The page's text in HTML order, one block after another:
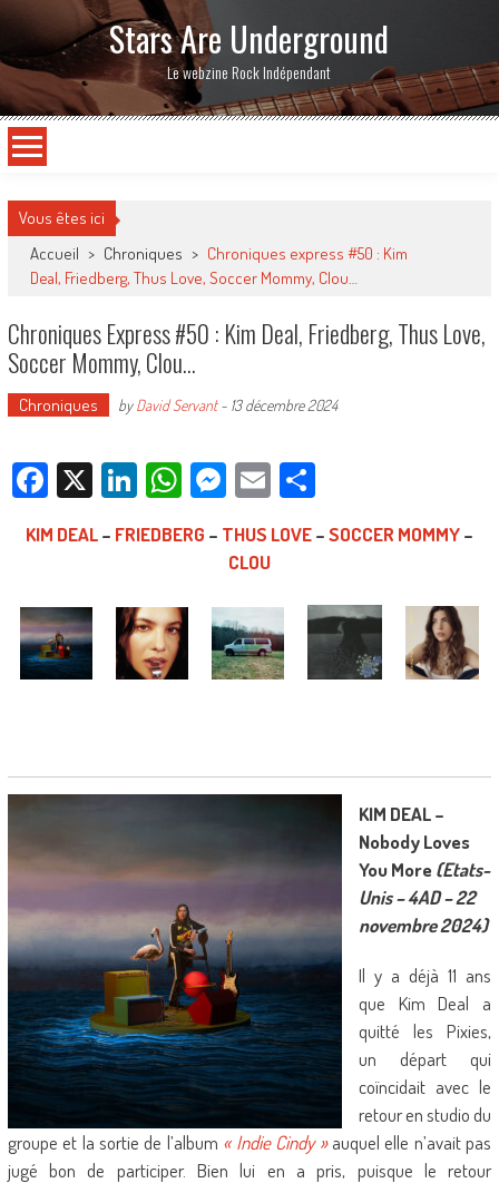
Stars Are Underground
Le webzine Rock Indépendant
Vous êtes ici
Accueil > Chroniques > Chroniques express #50 : Kim
Deal, Friedberg, Thus Love, Soccer Mommy, Clou…
Chroniques Express #50 : Kim Deal, Friedberg, Thus Love,
Soccer Mommy, Clou…
Chroniques byDavid Servant- 13 décembre 2024
Facebook
X LinkedIn
WhatsApp
Messenger
EmailPartager
KIM DEAL– FRIEDBERG – THUS LOVE–SOCCER MOMMY–
CLOU
KIM DEAL –
Nobody Loves
You More(Etats-
Unis – 4AD – 22
novembre 2024)
Il y a déjà 11 ans
que Kim Deal a
quitté les Pixies,
un départ qui
coïncidait avec le
retour en studio du
groupe et la sortie de l’album « Indie Cindy »auquel elle n’avait pas
jugé bon de participer. Bien lui en a pris, puisque le retour